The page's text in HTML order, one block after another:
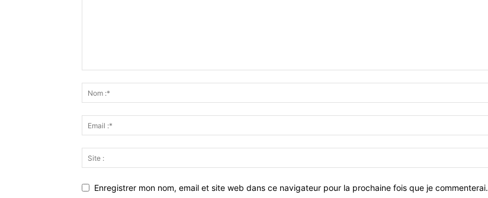
Enregistrer mon nom, email et site web dans ce navigateur pour la prochaine fois que je commenterai.